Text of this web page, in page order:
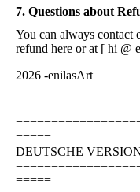
7. Questions about
You can always contact
refund here or at [ hi @
2026 -enilasArt
=====
DEUTSCHE
=====